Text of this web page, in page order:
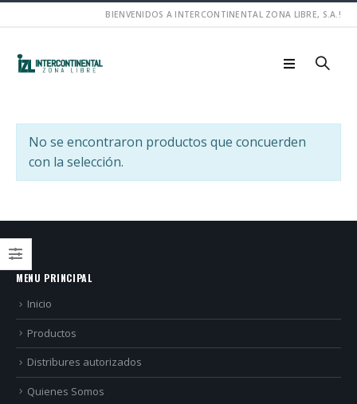
BIENVENIDOS A INTERCONTINENTAL ZONA LIBRE, S.A.!
No se encontraron productos que concuerden
con la selección.
MENU PRINCIPAL
Inicio
Productos
Distribures autorizados
Quienes Somos